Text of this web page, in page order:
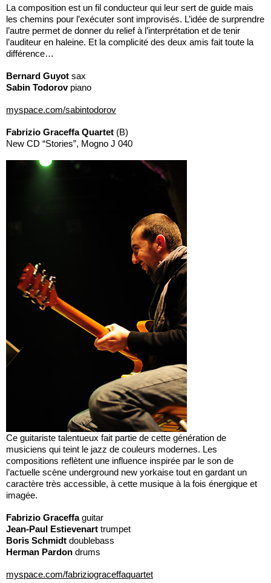
La composition est un fil conducteur qui leur sert de guide mais
les chemins pour l’exécuter sont improvisés. L’idée de surprendre
l’autre permet de donner du relief à l’interprétation et de tenir
l’auditeur en haleine. Et la complicité des deux amis fait toute la
différence…
Bernard Guyot sax
Sabin Todorovpiano
myspace.com/sabintodorov
Fabrizio Graceffa Quartet (B)
New CD “Stories”, Mogno J 040
Ce guitariste talentueux fait partie de cette génération de
musiciens qui teint le jazz de couleurs modernes. Les
compositions reflètent une influence inspirée par le son de
l’actuelle scène underground new yorkaise tout en gardant un
caractère très accessible, à cette musique à la fois énergique et
imagée.
Fabrizio Graceffaguitar
Jean-Paul Estievenart trumpet
Boris Schmidt doublebass
Herman Pardon drums
myspace.com/fabriziograceffaquartet